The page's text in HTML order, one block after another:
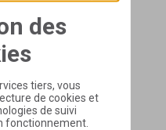
des
tiers, vous
de cookies et
de suivi
fonctionnement.